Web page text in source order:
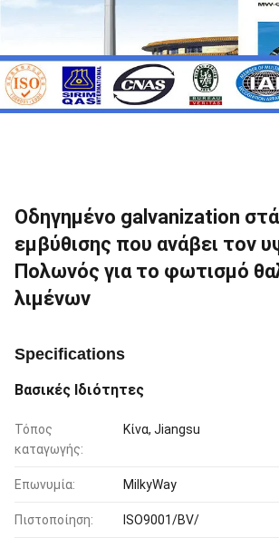
Οδηγημένο galvanization
εμβύθισης που ανάβει τον
Πολωνός για το φωτισμό
λιμένων
Specifications
Βασικές Ιδιότητες
Τόπος
καταγωγής:
Κίνα, Jiangsu
Επωνυμία: MilkyWay
Πιστοποίηση: ISO9001/BV/